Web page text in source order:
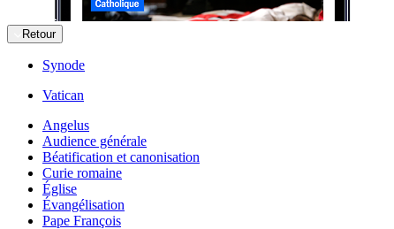
Retour
Synode
Vatican
Angelus
Audience générale
Béatification et canonisation
Curie romaine
Église
Évangélisation
Pape François